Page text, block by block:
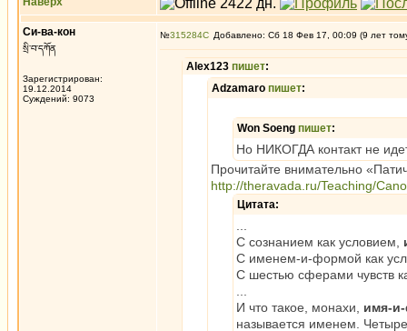
Си-ва-кон
སྲི་བ་དཀོན
Зарегистрирован:
19.12.2014
Суждений: 9073
№315284 Добавлено: Сб 18 Фев 17, 00:09 (9 лет
Alex123 пишет:
Adzamaro пишет:
Won Soeng пишет:
Но НИКОГДА контакт не
Прочитайте внимательно
http://theravada.ru/Teaching/
Цитата:
С сознанием как условием,
С именем-и-формой как
С шестью сферами чувств
И что такое, монахи, имя-
называется именем.